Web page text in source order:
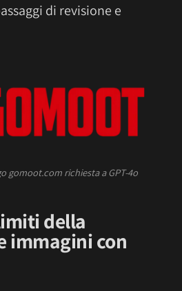
di revisione e
gomoot.com richiesta a GPT-4o
della
immagini con